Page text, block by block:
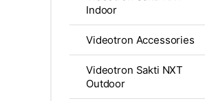
Indoor
Videotron Accessories
Videotron Sakti NXT
Outdoor